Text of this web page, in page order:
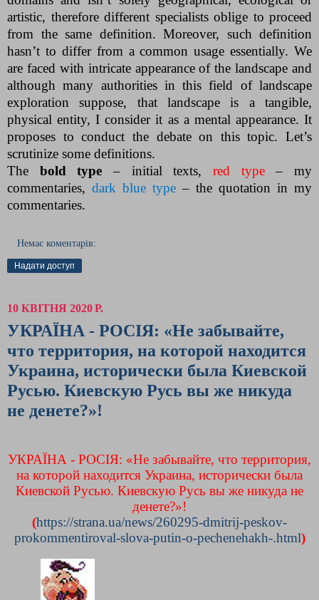
artistic, therefore different specialists oblige to proceed
from the same definition. Moreover, such definition
hasn’t to differ from a common usage essentially. We
are faced with intricate appearance of the landscape and
although many authorities in this field of landscape
exploration suppose, that landscape is a tangible,
physical entity, I consider it as a mental appearance. It
proposes to conduct the debate on this topic. Let’s
scrutinize some definitions.
The bold type– initial texts,red type– my
commentaries, dark blue type – the quotation in my
commentaries.
Немає коментарів:
Надати доступ
10 КВІТНЯ 2020 Р.
УКРАЇНА - РОСІЯ: «Не забывайте,
что территория, на которой находится
Украина, исторически была Киевской
Русью. Киевскую Русь вы же никуда
не денете?»!
УКРАЇНА - РОСІЯ: «Не забывайте, что территория,
на которой находится Украина, исторически была
Киевской Русью. Киевскую Русь вы же никуда не
денете?»!
(https://strana.ua/news/260295-dmitrij-peskov-
prokommentiroval-slova-putin-o-pechenehakh-.html)